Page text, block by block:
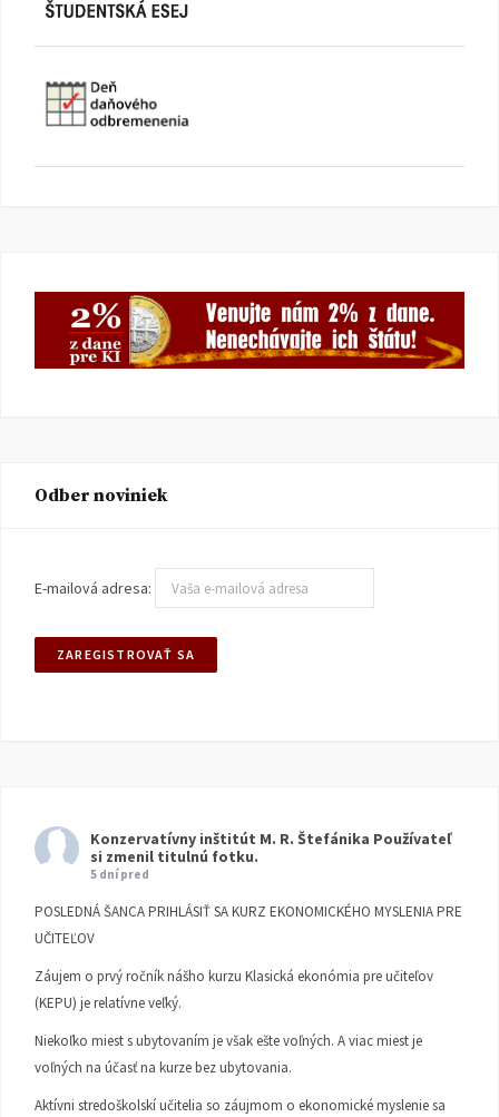
Odber noviniek
E-mailová adresa:
Konzervatívny inštitút M. R. Štefánika Používateľ
si zmenil titulnú fotku.
5 dní pred
POSLEDNÁ ŠANCA PRIHLÁSIŤ SA KURZ EKONOMICKÉHO MYSLENIA PRE
UČITEĽOV
Záujem o prvý ročník nášho kurzu Klasická ekonómia pre učiteľov
(KEPU) je relatívne veľký.
Niekoľko miest s ubytovaním je však ešte voľných. A viac miest je
voľných na účasť na kurze bez ubytovania.
Aktívni stredoškolskí učitelia so záujmom o ekonomické myslenie sa